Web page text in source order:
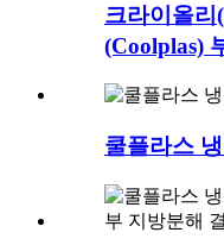
크라이올
(Coolplas)
쿨플라스